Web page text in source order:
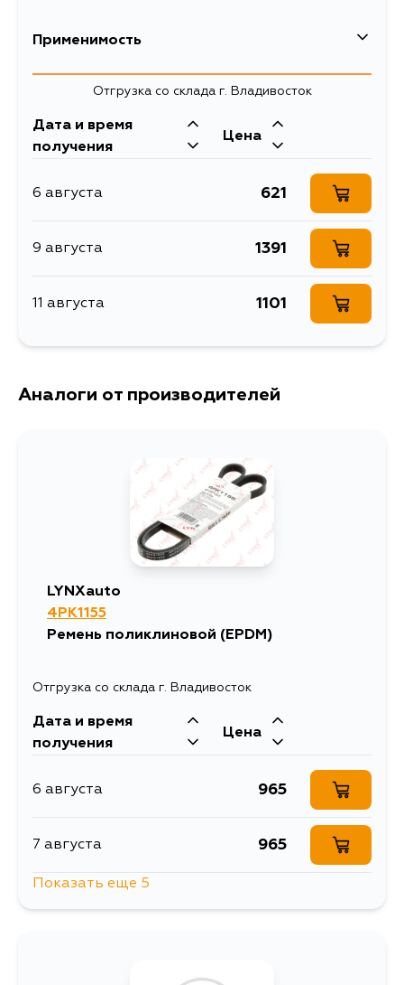
EAN-13
Объем упаковки, л 0.32
Описание Ремень поликлиновый
Применимость
Mitsubishi
Кузов Двигатель
H31A, H32A, H32V, H36A, H37A,
Toyota
NDE180, NRE180, ZWE186,
NSP120, NRE180L, NRE180R,
Отгрузка со склада г. Владивосток
Дата и время
получения
Цена
6 августа 621
9 августа 1391
11 августа 1101
Аналоги от производителей
LYNXauto
4PK1155
Ремень поликлиновой (EPDM)
Отгрузка со склада г. Владивосток
Дата и время
получения
Цена
6 августа 965
7 августа 965
Показать еще 5